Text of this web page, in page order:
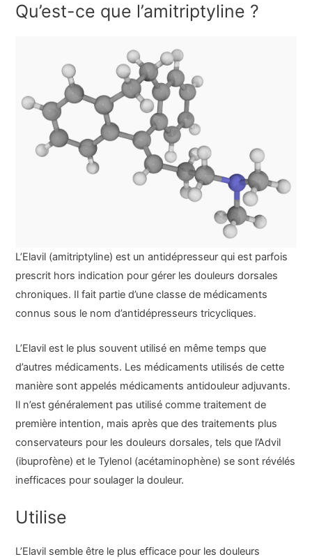
Qu’est-ce que l’amitriptyline ?
L’Elavil (amitriptyline) est un antidépresseur qui est parfois
prescrit hors indication pour gérer les douleurs dorsales
chroniques. Il fait partie d’une classe de médicaments
connus sous le nom d’antidépresseurs tricycliques.
L’Elavil est le plus souvent utilisé en même temps que
d’autres médicaments. Les médicaments utilisés de cette
manière sont appelés médicaments antidouleur adjuvants.
Il n’est généralement pas utilisé comme traitement de
première intention, mais après que des traitements plus
conservateurs pour les douleurs dorsales, tels que l’Advil
(ibuprofène) et le Tylenol (acétaminophène) se sont révélés
inefficaces pour soulager la douleur.
Utilise
L’Elavil semble être le plus efficace pour les douleurs